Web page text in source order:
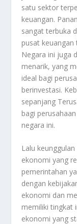
satu sektor
keuangan.
sangat terbuka
pusat keuangan
Negara ini juga
menarik, yang
ideal bagi
berinvestasi.
sepanjang
bagi
negara ini.
Lalu
ekonomi yang
pemerintahan
dengan
ekonomi dan
memiliki tingkat
ekonomi yang